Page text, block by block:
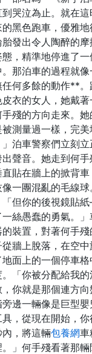
哭泣為止。就在
黑色跑車，優雅
發出令人陶醉的
，精準地停進了一
那泊車的過程就
何多餘的動作**
衣的女人，她戴著
殘的方向走來。
測量過一樣，完
泊車警察們立刻
聲音。她走到何
貼在牆上的掀背車
像一團混亂的毛線
「但你的後視鏡貼
絲愚蠢的勇氣。
裝置，對著何手
牆上脫落，在空
面上的一個停車
。「你被分配給我
你就是那個連方
邊一輛像是巨型嬰
具，從現在開始，
，將這輛包養網車
」何手殘看著那